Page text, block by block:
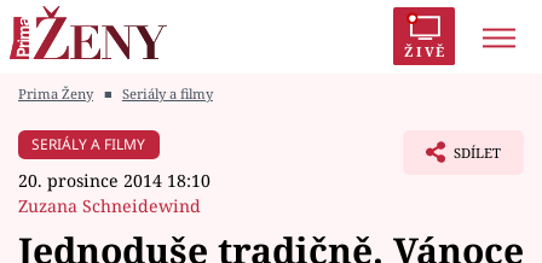
ŽIVĚ
Módní alarm
Prima Ženy ■ Seriály a filmy
SERIÁLY A FILMY
20. prosince 2014 18:10
Zuzana Schneidewind
SDÍLET
Jednoduše tradičně. Vánoce